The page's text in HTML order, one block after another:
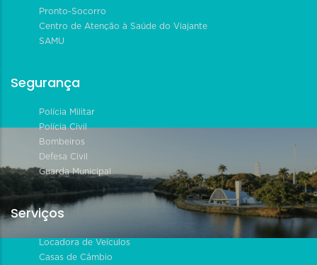
Pronto-Socorro
Centro de Atenção à Saúde do Viajante
SAMU
Segurança
Polícia Militar
Polícia Civil
Bombeiros
Defesa Civil
Guarda Municipal
Serviços
Locadora de Veículos
Casas de Câmbio